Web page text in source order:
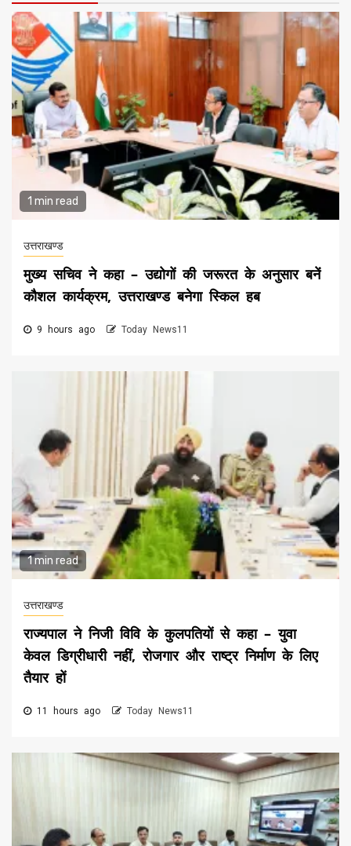
1 min read
उत्तराखण्ड
मुख्य सचिव ने कहा – उद्योगों की जरूरत के अनुसार बनें
कौशल कार्यक्रम, उत्तराखण्ड बनेगा स्किल हब
9 hours ago Today News11
1 min read
उत्तराखण्ड
राज्यपाल ने निजी विवि के कुलपतियों से कहा – युवा
केवल डिग्रीधारी नहीं, रोजगार और राष्ट्र निर्माण के लिए
तैयार हों
11 hours ago Today News11